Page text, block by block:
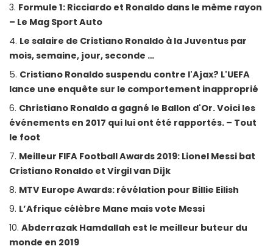
Formule 1: Ricciardo et Ronaldo dans le même rayon
– Le Mag Sport Auto
Le salaire de Cristiano Ronaldo à la Juventus par
mois, semaine, jour, seconde …
Cristiano Ronaldo suspendu contre l'Ajax? L'UEFA
lance une enquête sur le comportement inapproprié
Christiano Ronaldo a gagné le Ballon d'Or. Voici les
événements en 2017 qui lui ont été rapportés. – Tout
le foot
Meilleur FIFA Football Awards 2019: Lionel Messi bat
Cristiano Ronaldo et Virgil van Dijk
MTV Europe Awards: révélation pour Billie Eilish
L’Afrique célèbre Mane mais vote Messi
Abderrazak Hamdallah est le meilleur buteur du
monde en 2019